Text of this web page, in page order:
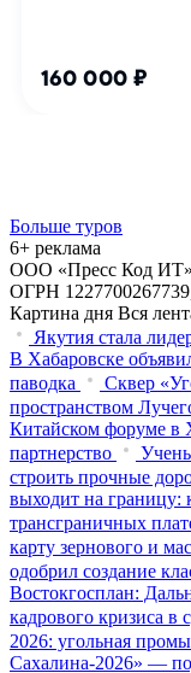
Больше туров
6+ реклама
ООО «Пресс Код ИТ»
ОГРН
Картина дня Вся
Якутия стала
В Хабаровске
паводка
Сквер
пространством
Китайском форуме в
партнерство
строить прочные
выходит на границу:
трансграничных
карту зернового и
одобрил создание
Востокгосплан:
кадрового кризиса в
2026: угольная
Сахалина-2026» —